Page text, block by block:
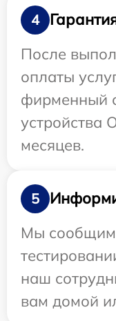
4
После
оплаты
фирменный
устройства
месяцев.
5
Мы
наш
вам домой